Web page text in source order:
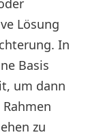
Lösung
In
Basis
um dann
zu